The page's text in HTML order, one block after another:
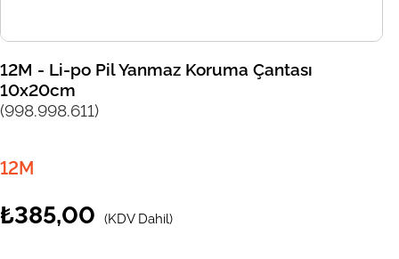
12M - Li-po Pil Yanmaz Koruma Çantası
10x20cm
(998.998.611)
12M
₺385,00 (KDV Dahil)